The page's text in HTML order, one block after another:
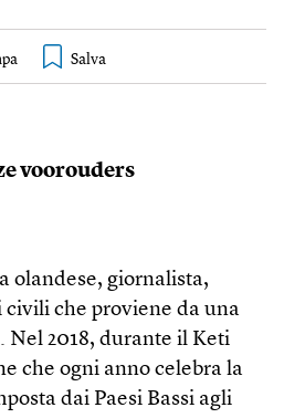
voorouders
olandese, giornalista,
che proviene da una
2018, durante il Keti
che ogni anno celebra la
dai Paesi Bassi agli